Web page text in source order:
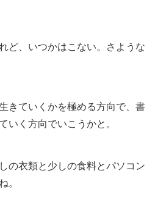
ど、いつかはこない。さような
きていくかを極める方向で、書
いく方向でいこうかと。
の衣類と少しの食料とパソコン
。